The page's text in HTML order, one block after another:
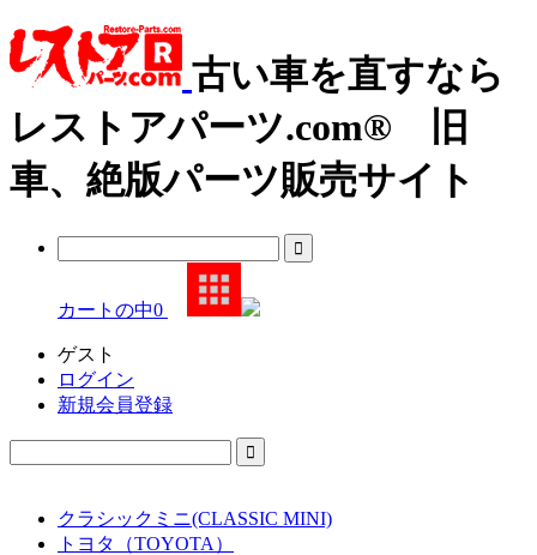
古い車を直すなら
レストアパーツ.com® 旧
車、絶版パーツ販売サイト
カートの中0
ゲスト
ログイン
新規会員登録
クラシックミニ(CLASSIC MINI)
トヨタ（TOYOTA）